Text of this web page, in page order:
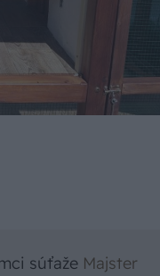
súťaže Majster